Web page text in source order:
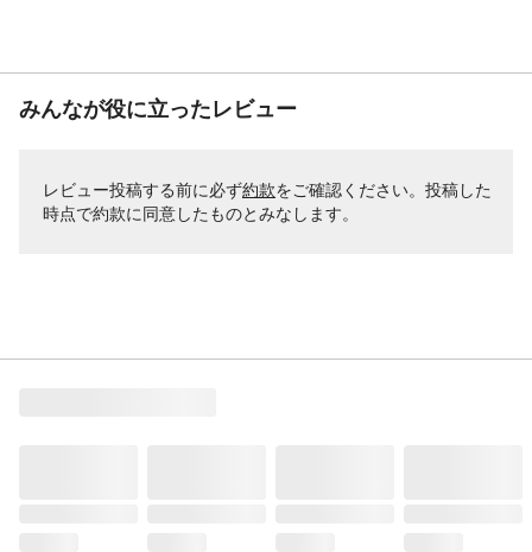
みんなが役に立ったレビュー
レビュー投稿する前に必ず約款をご確認ください。投稿した
時点で約款に同意したものとみなします。